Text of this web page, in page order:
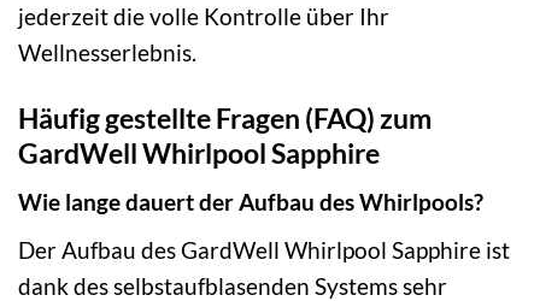
jederzeit die volle Kontrolle über Ihr
Wellnesserlebnis.
Häufig gestellte Fragen (FAQ) zum
GardWell Whirlpool Sapphire
Wie lange dauert der Aufbau des Whirlpools?
Der Aufbau des GardWell Whirlpool Sapphire ist
dank des selbstaufblasenden Systems sehr